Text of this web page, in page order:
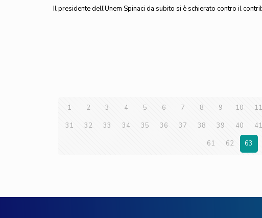
Il presidente dell’Unem Spinaci da subito si è schierato contro il
1 2 3 4 5 6 7 8 9 10 11
31
32 33 34 35 36 37 38 39 40 41
61
62 63